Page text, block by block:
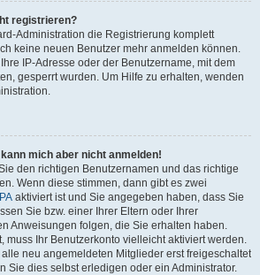
registrieren?
Administration die Registrierung komplett
keine neuen Benutzer mehr anmelden können.
IP-Adresse oder der Benutzername, mit dem
gesperrt wurden. Um Hilfe zu erhalten, wenden
mich aber nicht anmelden!
den richtigen Benutzernamen und das richtige
Wenn diese stimmen, dann gibt es zwei
aktiviert ist und Sie angegeben haben, dass Sie
Sie bzw. einer Ihrer Eltern oder Ihrer
Anweisungen folgen, die Sie erhalten haben.
muss Ihr Benutzerkonto vielleicht aktiviert werden.
neu angemeldeten Mitglieder erst freigeschaltet
Sie dies selbst erledigen oder ein Administrator.